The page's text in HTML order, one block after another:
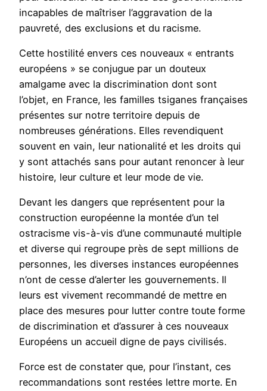
incapables de maîtriser l’aggravation de la
pauvreté, des exclusions et du racisme.
Cette hostilité envers ces nouveaux « entrants
européens » se conjugue par un douteux
amalgame avec la discrimination dont sont
l’objet, en France, les familles tsiganes françaises
présentes sur notre territoire depuis de
nombreuses générations. Elles revendiquent
souvent en vain, leur nationalité et les droits qui
y sont attachés sans pour autant renoncer à leur
histoire, leur culture et leur mode de vie.
Devant les dangers que représentent pour la
construction européenne la montée d’un tel
ostracisme vis-à-vis d’une communauté multiple
et diverse qui regroupe près de sept millions de
personnes, les diverses instances européennes
n’ont de cesse d’alerter les gouvernements. Il
leurs est vivement recommandé de mettre en
place des mesures pour lutter contre toute forme
de discrimination et d’assurer à ces nouveaux
Européens un accueil digne de pays civilisés.
Force est de constater que, pour l’instant, ces
recommandations sont restées lettre morte. En